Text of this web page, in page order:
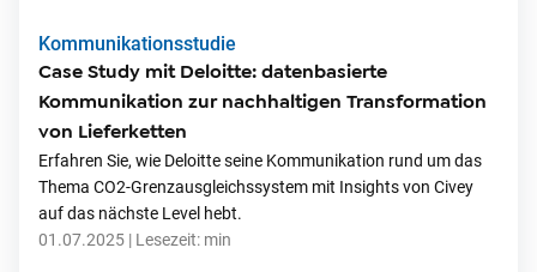
Kommunikationsstudie
Case Study mit Deloitte: datenbasierte
Kommunikation zur nachhaltigen Transformation
von Lieferketten
Erfahren Sie, wie Deloitte seine Kommunikation rund um das
Thema CO2-Grenzausgleichssystem mit Insights von Civey
auf das nächste Level hebt.
01.07.2025 | Lesezeit: min